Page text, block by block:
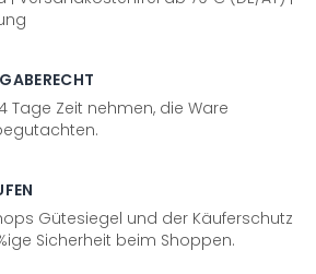
Tage Zeit nehmen, die Ware
Gütesiegel und der Käuferschutz
Sicherheit beim Shoppen.